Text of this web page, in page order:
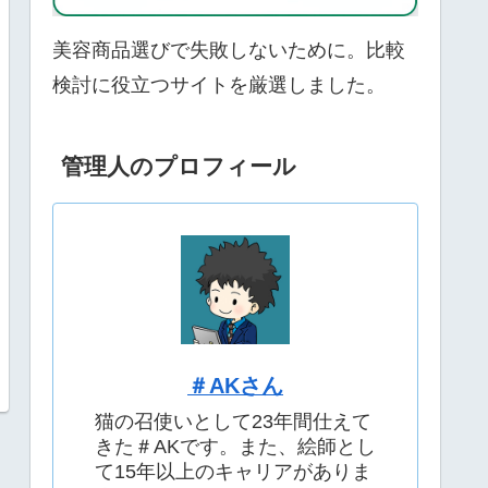
美容商品選びで失敗しないために。比較
検討に役立つサイトを厳選しました。
管理人のプロフィール
＃AKさん
猫の召使いとして23年間仕えて
きた＃AKです。また、絵師とし
て15年以上のキャリアがありま